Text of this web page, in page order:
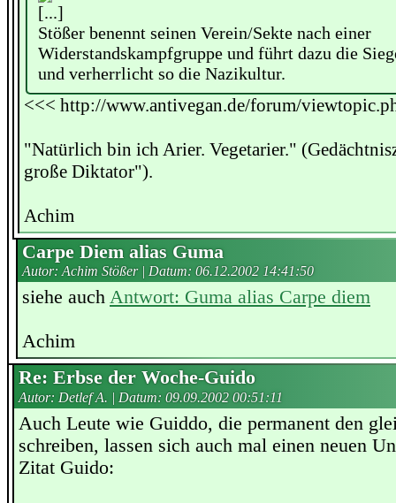
[...]
Stößer benennt seinen Verein/Sekte nach einer
Widerstandskampfgruppe und führt dazu die
und verherrlicht so die Nazikultur.
<<< http://www.antivegan.de/forum/
"Natürlich bin ich Arier. Vegetarier."
große Diktator").
Achim
Carpe Diem alias Guma
Autor: Achim Stößer | Datum: 06.12.2002 14:41:50
siehe auch Antwort: Guma alias Carpe diem
Achim
Re: Erbse der Woche-Guido
Autor: Detlef A. | Datum: 09.09.2002 00:51:11
Auch Leute wie Guiddo, die permanent den
schreiben, lassen sich auch mal einen neuen
Zitat Guido: